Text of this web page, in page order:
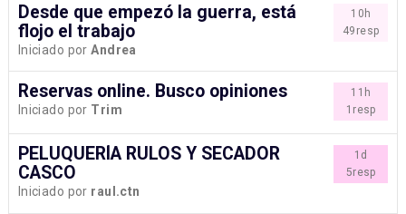
10h
49resp
Desde que empezó la guerra, está
flojo el trabajo
Iniciado porAndrea
11h
1resp
Reservas online. Busco opiniones
Iniciado por Trim
1d
5resp
PELUQUERÍA RULOS Y SECADOR
CASCO
Iniciado por raul.ctn